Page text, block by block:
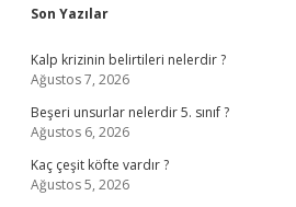
Sidebar
Son Yazılar
Kalp krizinin belirtileri nelerdir ?
Ağustos 7, 2026
Beşeri unsurlar nelerdir 5. sınıf ?
Ağustos 6, 2026
Kaç çeşit köfte vardır ?
Ağustos 5, 2026